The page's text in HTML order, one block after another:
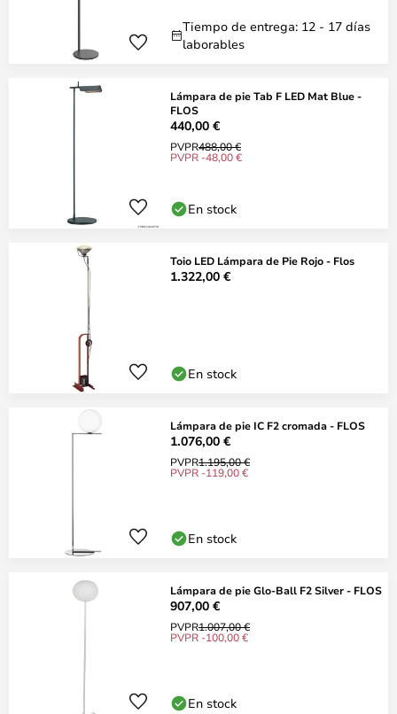
Tiempo de entrega: 12 - 17 días
laborables
Lámpara de pie Tab F LED Mat Blue -
FLOS
440,00 €
PVPR488,00 €
PVPR -48,00 €
En stock
Toio LED Lámpara de Pie Rojo - Flos
1.322,00 €
En stock
Lámpara de pie IC F2 cromada - FLOS
1.076,00 €
PVPR1.195,00 €
PVPR -119,00 €
En stock
Lámpara de pie Glo-Ball F2 Silver - FLOS
907,00 €
PVPR1.007,00 €
PVPR -100,00 €
En stock